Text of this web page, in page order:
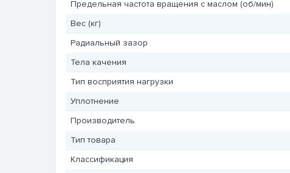
Предельная частота вращения с маслом (об/мин)
Вес (кг)
Радиальный зазор
Тела качения
Тип восприятия нагрузки
Уплотнение
Производитель
Тип товара
Классификация